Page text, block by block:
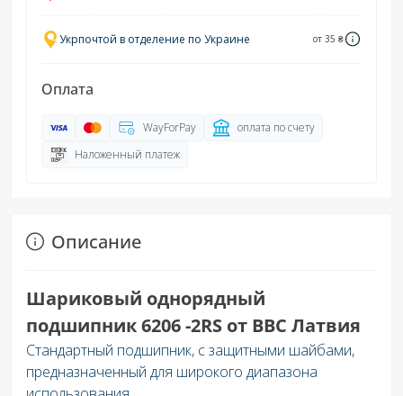
Укрпочтой в отделение по Украине от 35 ₴
Оплата
WayForPay
оплата по счету
Наложенный платеж
Описание
Шариковый однорядный
подшипник6206 -2RS от BBC Латвия
Стандартный подшипник, с защитными шайбами,
предназначенный для широкого диапазона